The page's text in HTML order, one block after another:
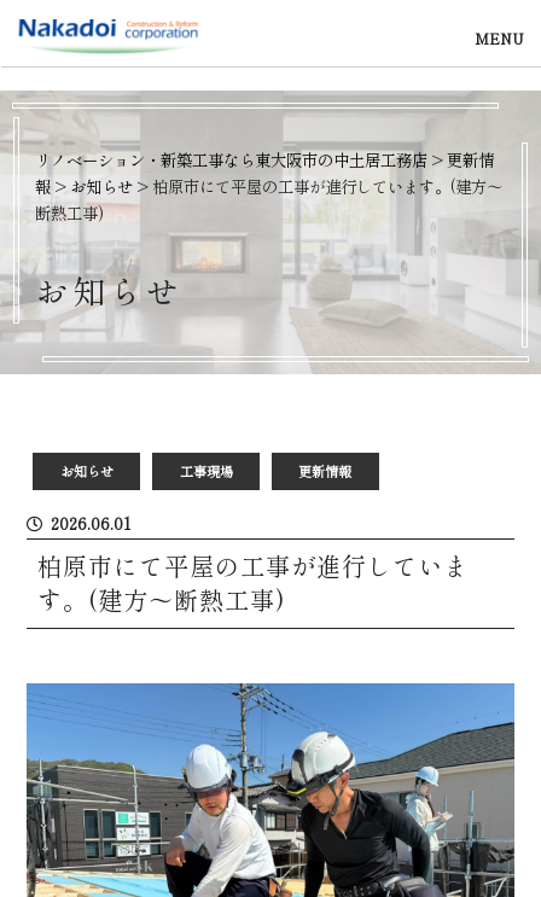
MENU
リノベーション・新築工事なら東大阪市の中土居工務店 >更新情
報 > お知らせ > 柏原市にて平屋の工事が進行しています。(建方～
断熱工事)
お知らせ
お知らせ 工事現場 更新情報
2026.06.01
柏原市にて平屋の工事が進行していま
す。(建方～断熱工事)